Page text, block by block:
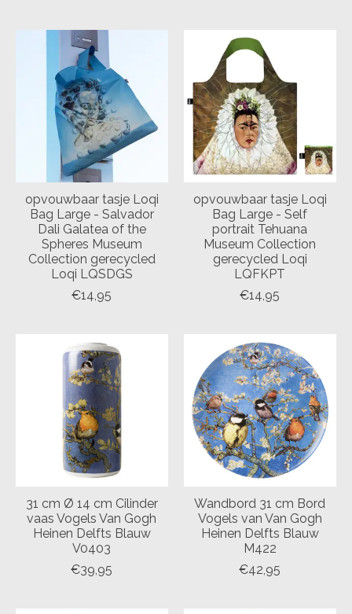
opvouwbaar tasje Loqi
Bag Large - Salvador
Dali Galatea of the
Spheres Museum
Collection gerecycled
Loqi LQSDGS
€14,95
opvouwbaar tasje Loqi
Bag Large - Self
portrait Tehuana
Museum Collection
gerecycled Loqi
LQFKPT
€14,95
31 cm Ø 14 cm Cilinder
vaas Vogels Van Gogh
Heinen Delfts Blauw
V0403
€39,95
Wandbord 31 cm Bord
Vogels van Van Gogh
Heinen Delfts Blauw
M422
€42,95